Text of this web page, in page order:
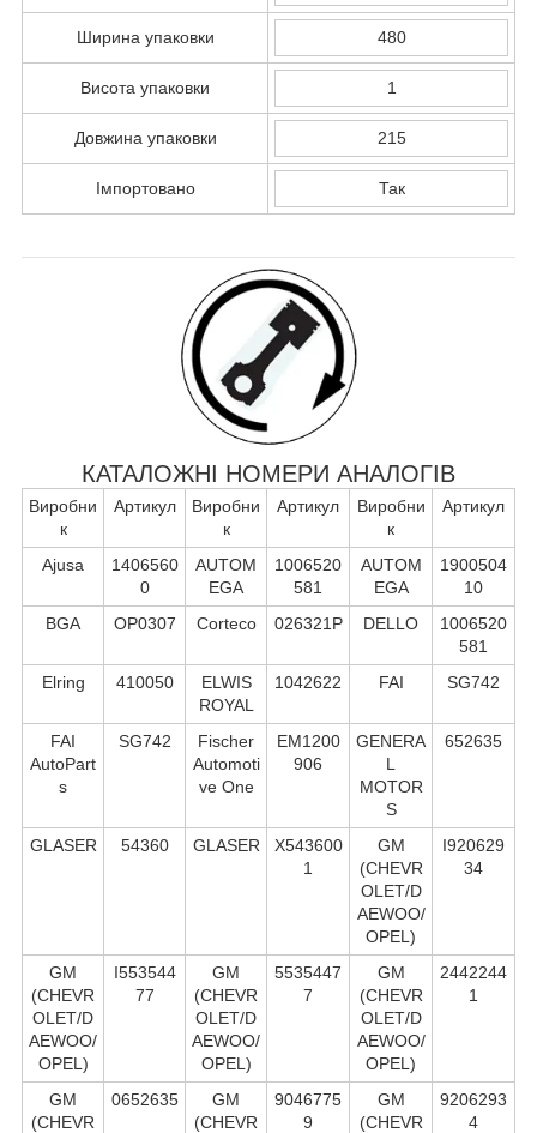
Ширина упаковки 480
Висота упаковки 1
Довжина упаковки 215
Імпортовано Так
КАТАЛОЖНІ НОМЕРИ АНАЛОГІВ
Виробни
к
Артикул
Виробни
к
Артикул
Виробни
к
Артикул
Ajusa
1406560
0
AUTOM
EGA
1006520
581
AUTOM
EGA
1900504
10
BGA
OP0307 Corteco 026321P DELLO
1006520
581
Elring
410050
ELWIS
ROYAL
1042622 FAI SG742
FAI
AutoPart
s
SG742
Fischer
Automoti
ve One
EM1200
906
GENERA
L
MOTOR
S
652635
GLASER 54360 GLASER
X543600
1
GM
(CHEVR
OLET/D
AEWOO/
OPEL)
I920629
34
GM
(CHEVR
OLET/D
AEWOO/
OPEL)
I553544
77
GM
(CHEVR
OLET/D
AEWOO/
OPEL)
5535447
7
GM
(CHEVR
OLET/D
AEWOO/
OPEL)
2442244
1
GM
(CHEVR
0652635
GM
(CHEVR
9046775
9
GM
(CHEVR
9206293
4